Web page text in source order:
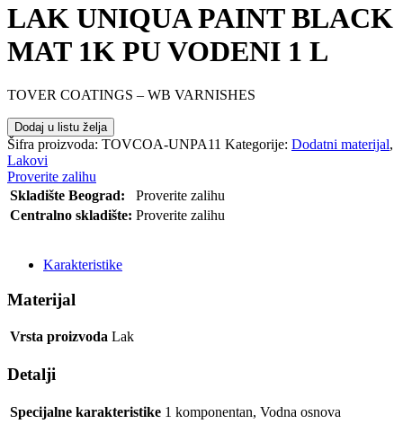
LAK UNIQUA PAINT BLACK
MAT 1K PU VODENI 1 L
TOVER COATINGS – WB VARNISHES
Dodaj u listu želja
Šifra proizvoda: TOVCOA-UNPA11 Kategorije: Dodatni materijal,
Lakovi
Proverite zalihu
Skladište Beograd:
Proverite zalihu
Centralno skladište: Proverite zalihu
Karakteristike
Materijal
Vrsta proizvoda Lak
Detalji
Specijalne karakteristike 1 komponentan, Vodna osnova